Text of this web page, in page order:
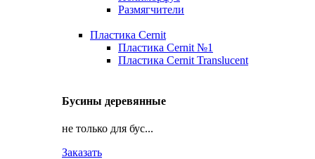
Размягчители
Пластика Cernit
Пластика Cernit №1
Пластика Cernit Translucent
Бусины деревянные
не только для бус...
Заказать